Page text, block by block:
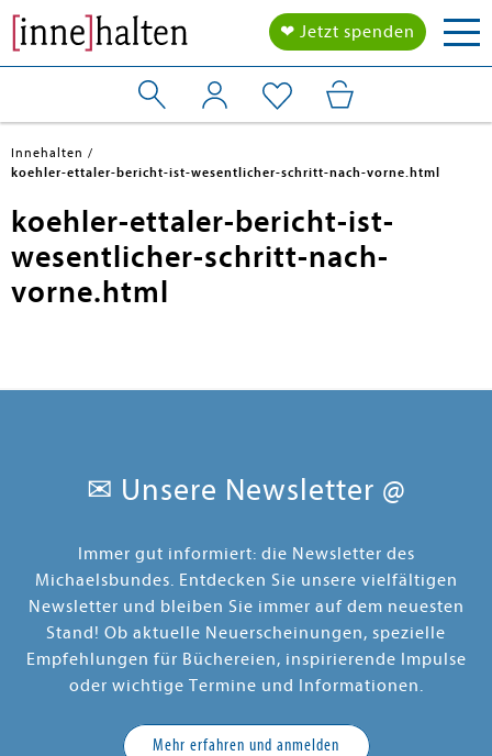
❤ Jetzt spenden
Innehalten
koehler-ettaler-bericht-ist-wesentlicher-schritt-nach-vorne.html
koehler-ettaler-bericht-ist-
wesentlicher-schritt-nach-
vorne.html
✉ Unsere Newsletter @
Immer gut informiert: die Newsletter des
Michaelsbundes. Entdecken Sie unsere vielfältigen
Newsletter und bleiben Sie immer auf dem neuesten
Stand! Ob aktuelle Neuerscheinungen, spezielle
Empfehlungen für Büchereien, inspirierende Impulse
oder wichtige Termine und Informationen.
Mehr erfahren und anmelden